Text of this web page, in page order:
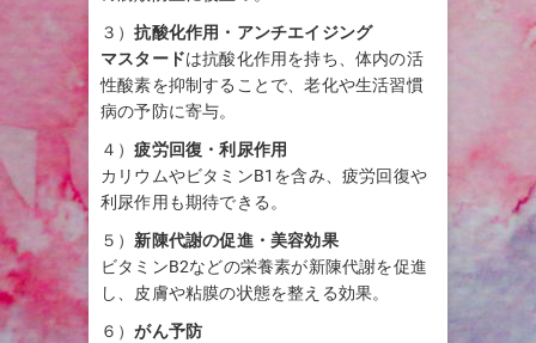
３）抗酸化作用・アンチエイジング
マスタードは抗酸化作用を持ち、体内の活
性酸素を抑制することで、老化や生活習慣
病の予防に寄与。
４）疲労回復・利尿作用
カリウムやビタミンB1を含み、疲労回復や
利尿作用も期待できる。
５）新陳代謝の促進・美容効果
ビタミンB2などの栄養素が新陳代謝を促進
し、皮膚や粘膜の状態を整える効果。
６）がん予防